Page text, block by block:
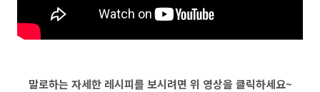
말로하는 자세한 레시피를 보시려면 위 영상을 클릭하세요~